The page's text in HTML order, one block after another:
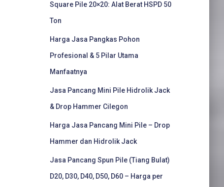
Square Pile 20×20: Alat Berat HSPD 50
Ton
Harga Jasa Pangkas Pohon
Profesional & 5 Pilar Utama
Manfaatnya
Jasa Pancang Mini Pile Hidrolik Jack
& Drop Hammer Cilegon
Harga Jasa Pancang Mini Pile – Drop
Hammer dan Hidrolik Jack
Jasa Pancang Spun Pile (Tiang Bulat)
D20, D30, D40, D50, D60 – Harga per